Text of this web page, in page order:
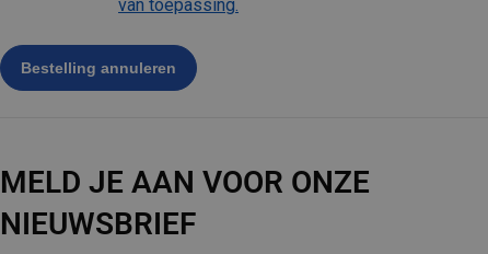
van toepassing.
MELD JE AAN VOOR ONZE
NIEUWSBRIEF